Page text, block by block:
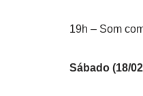
19h – Som
Sábado (18/